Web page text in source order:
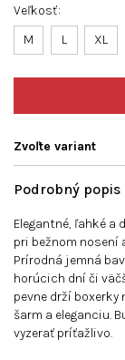
Veľkosť
M
L XL
Zvoľte variant
Podrobný popis
Elegantné, ľahké a
pri bežnom
Prírodná jemná
horúcich dní či
pevne drží
šarm a eleganciu.
vyzerať príťažlivo.